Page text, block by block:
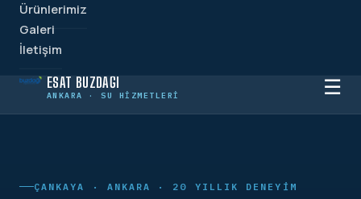
ESAT BUZDAĞI
ANKARA · SU HIZMETLERI
Ürünlerimiz
Galeri
İletişim
☰
ÇANKAYA · ANKARA · 20 YILLIK DENEYIM